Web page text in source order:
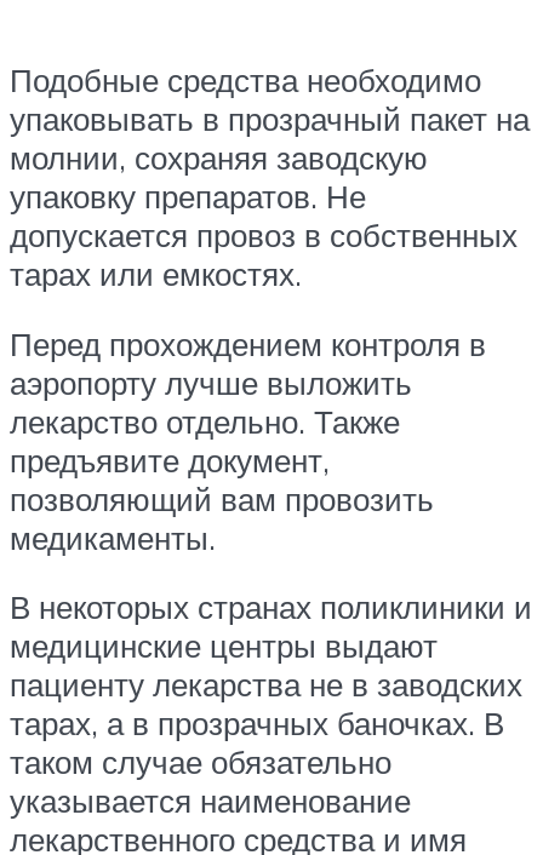
Подобные средства необходимо
упаковывать в прозрачный пакет на
молнии, сохраняя заводскую
упаковку препаратов. Не
допускается провоз в собственных
тарах или емкостях.
Перед прохождением контроля в
аэропорту лучше выложить
лекарство отдельно. Также
предъявите документ,
позволяющий вам провозить
медикаменты.
В некоторых странах поликлиники и
медицинские центры выдают
пациенту лекарства не в заводских
тарах, а в прозрачных баночках. В
таком случае обязательно
указывается наименование
лекарственного средства и имя